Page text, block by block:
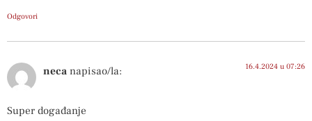
Odgovori
neca napisao/la: 16.4.2024 u 07:26
Super događanje